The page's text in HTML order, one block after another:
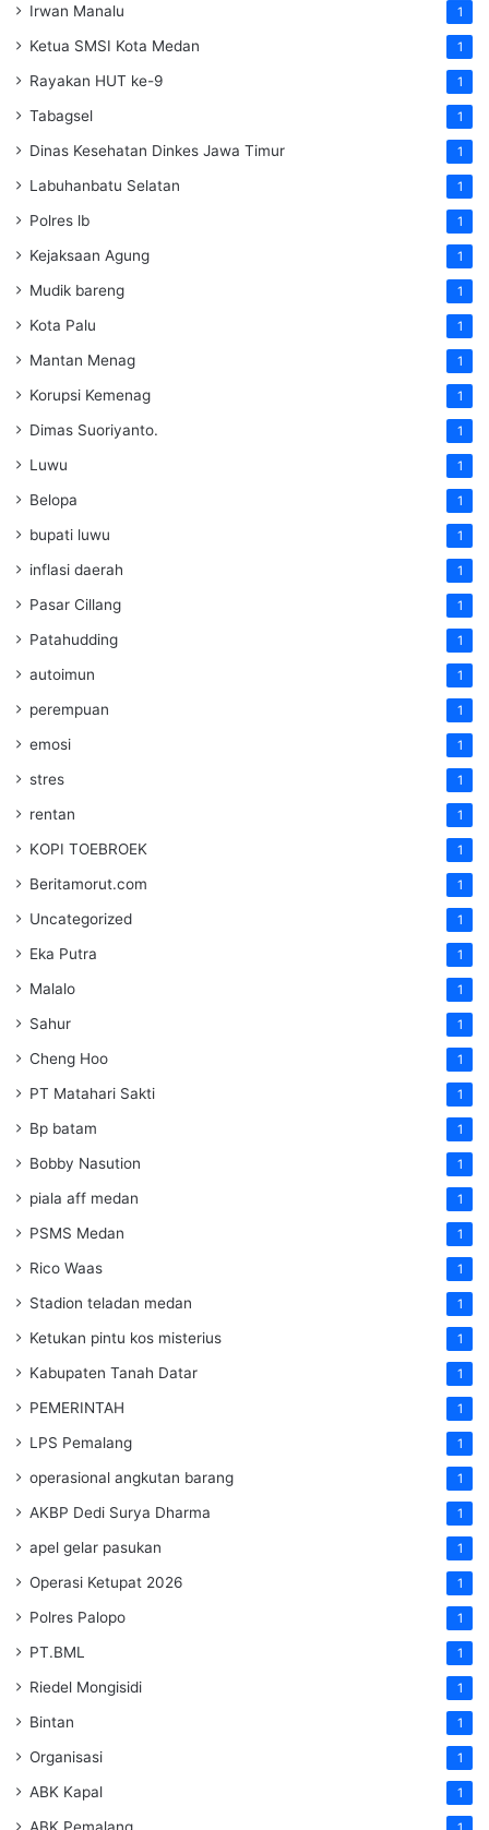
Irwan Manalu 1
Ketua SMSI Kota Medan 1
Rayakan HUT ke-9 1
Tabagsel 1
Dinas Kesehatan Dinkes Jawa Timur 1
Labuhanbatu Selatan 1
Polres lb 1
Kejaksaan Agung 1
Mudik bareng 1
Kota Palu 1
Mantan Menag 1
Korupsi Kemenag 1
Dimas Suoriyanto. 1
Luwu 1
Belopa 1
bupati luwu 1
inflasi daerah 1
Pasar Cillang 1
Patahudding 1
autoimun 1
perempuan 1
emosi 1
stres 1
rentan 1
KOPI TOEBROEK 1
Beritamorut.com 1
Uncategorized 1
Eka Putra 1
Malalo 1
Sahur 1
Cheng Hoo 1
PT Matahari Sakti 1
Bp batam 1
Bobby Nasution 1
piala aff medan 1
PSMS Medan 1
Rico Waas 1
Stadion teladan medan 1
Ketukan pintu kos misterius 1
Kabupaten Tanah Datar 1
PEMERINTAH 1
LPS Pemalang 1
operasional angkutan barang 1
AKBP Dedi Surya Dharma 1
apel gelar pasukan 1
Operasi Ketupat 2026 1
Polres Palopo 1
PT.BML 1
Riedel Mongisidi 1
Bintan 1
Organisasi 1
ABK Kapal 1
ABK Pemalang